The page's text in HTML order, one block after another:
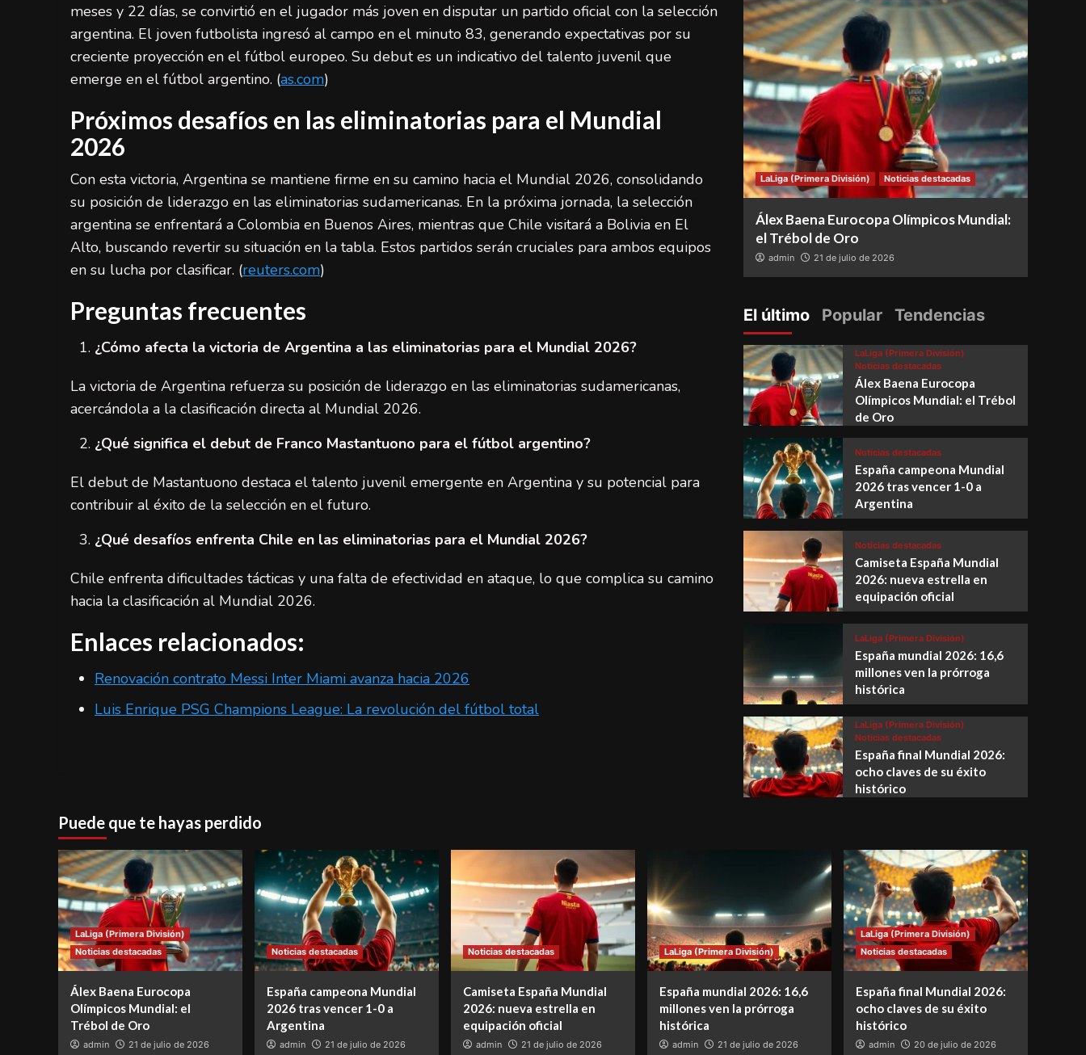
meses y 22 días, se convirtió en el jugador más joven en disputar un partido oficial con la selección
argentina. El joven futbolista ingresó al campo en el minuto 83, generando expectativas por su
creciente proyección en el fútbol europeo. Su debut es un indicativo del talento juvenil que
emerge en el fútbol argentino. (as.com)
Próximos desafíos en las eliminatorias para el Mundial
2026
Con esta victoria, Argentina se mantiene firme en su camino hacia el Mundial 2026, consolidando
su posición de liderazgo en las eliminatorias sudamericanas. En la próxima jornada, la selección
argentina se enfrentará a Colombia en Buenos Aires, mientras que Chile visitará a Bolivia en El
Alto, buscando revertir su situación en la tabla. Estos partidos serán cruciales para ambos equipos
en su lucha por clasificar. (reuters.com)
Preguntas frecuentes
¿Cómo afecta la victoria de Argentina a las eliminatorias para el Mundial 2026?
La victoria de Argentina refuerza su posición de liderazgo en las eliminatorias sudamericanas,
acercándola a la clasificación directa al Mundial 2026.
¿Qué significa el debut de Franco Mastantuono para el fútbol argentino?
El debut de Mastantuono destaca el talento juvenil emergente en Argentina y su potencial para
contribuir al éxito de la selección en el futuro.
¿Qué desafíos enfrenta Chile en las eliminatorias para el Mundial 2026?
Chile enfrenta dificultades tácticas y una falta de efectividad en ataque, lo que complica su camino
hacia la clasificación al Mundial 2026.
Enlaces relacionados:
Renovación contrato Messi Inter Miami avanza hacia 2026
Luis Enrique PSG Champions League: La revolución del fútbol total
LaLiga (Primera División) Noticias destacadas
España final Mundial 2026: ocho claves de
su éxito histórico
20 de julio de 2026
LaLiga (Primera División) Noticias destacadas
Álex Baena Eurocopa Olímpicos Mundial:
el Trébol de Oro
admin 21 de julio de 2026
El último Popular Tendencias
LaLiga (Primera División)
Noticias destacadas
Álex Baena Eurocopa
Olímpicos Mundial: el Trébol
de Oro
Noticias destacadas
España campeona Mundial
2026 tras vencer 1-0 a
Argentina
Noticias destacadas
Camiseta España Mundial
2026: nueva estrella en
equipación oficial
LaLiga (Primera División)
España mundial 2026: 16,6
millones ven la prórroga
histórica
LaLiga (Primera División)
Noticias destacadas
España final Mundial 2026:
ocho claves de su éxito
histórico
Puede que te hayas perdido
LaLiga (Primera División)
Noticias destacadas
Álex Baena Eurocopa
Olímpicos Mundial: el
Trébol de Oro
admin 21 de julio de 2026
Noticias destacadas
España campeona Mundial
2026 tras vencer 1-0 a
Argentina
admin 21 de julio de 2026
Noticias destacadas
Camiseta España Mundial
2026: nueva estrella en
equipación oficial
admin 21 de julio de 2026
LaLiga (Primera División)
España mundial 2026: 16,6
millones ven la prórroga
histórica
admin 21 de julio de 2026
LaLiga (Primera División)
Noticias destacadas
España final Mundial 2026:
ocho claves de su éxito
histórico
admin 20 de julio de 2026